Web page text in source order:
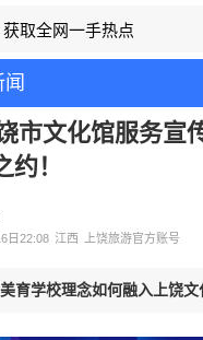
获取全网一手热点
市文化馆服务宣
！
日22:08 江西 上饶旅游官方账号
育学校理念如何融入上饶文